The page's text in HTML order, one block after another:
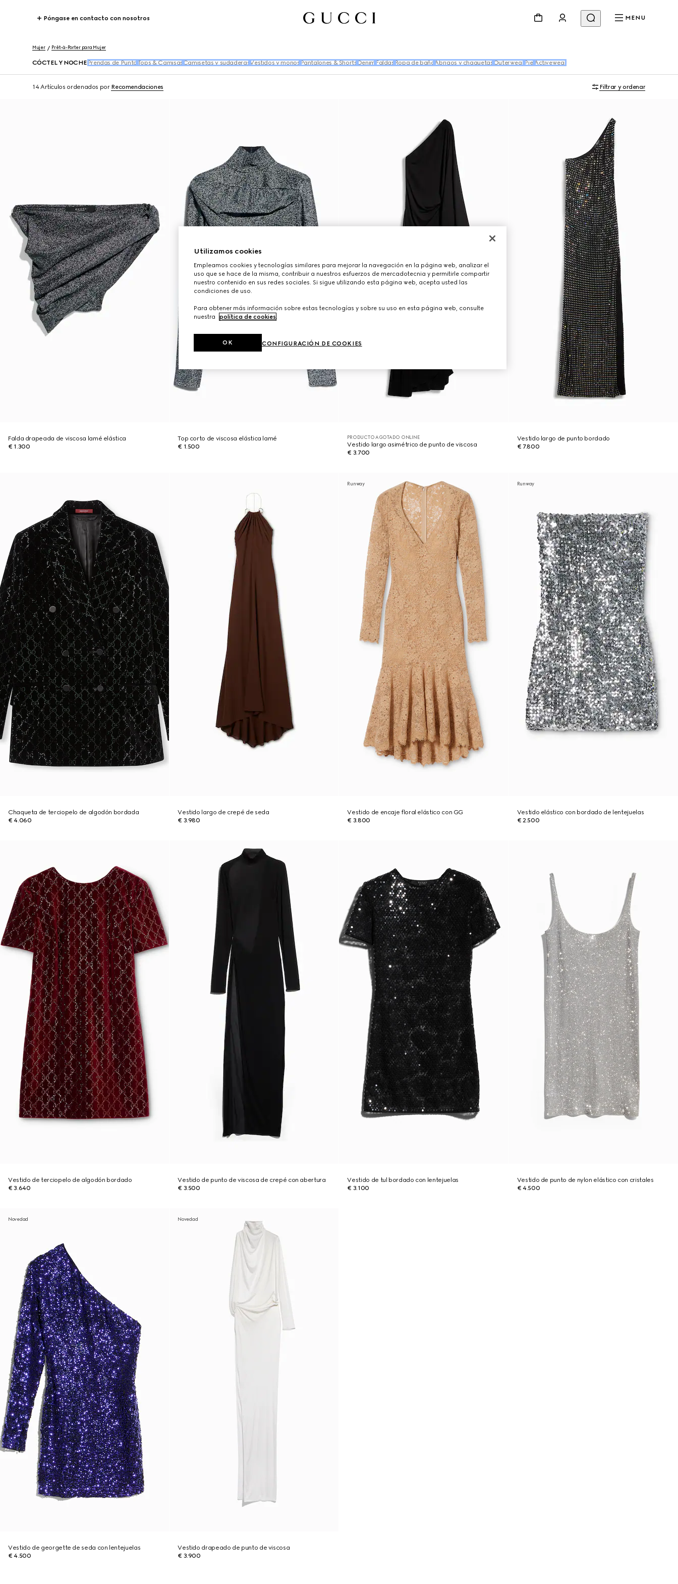
Póngase en contacto con nosotros MENU
Mujer Prêt-à-Porter para Mujer
CÓCTEL Y NOCHE Prendas de Punto Tops & Camisas Camisetas y sudaderas Vestidos y monos Pantalones & Shorts Denim Faldas Ropa de baño Abrigos y chaquetas Outerwear Piel Activewear
14 Artículos ordenados por Recomendaciones Filtrar y ordenar
Falda drapeada de viscosa lamé elástica
€ 1.300
Top corto de viscosa elástica lamé
€ 1.500
PRODUCTO AGOTADO ONLINE
Vestido largo asimétrico de punto de viscosa
€ 3.700
Vestido largo de punto bordado
€ 7.800
Chaqueta de terciopelo de algodón bordada
€ 4.060
Vestido largo de crepé de seda
€ 3.980
Runway
Vestido de encaje floral elástico con GG
€ 3.800
Runway
Vestido elástico con bordado de lentejuelas
€ 2.500
Vestido de terciopelo de algodón bordado
€ 3.640
Vestido de punto de viscosa de crepé con abertura
€ 3.500
Vestido de tul bordado con lentejuelas
€ 3.100
Vestido de punto de nylon elástico con cristales
€ 4.500
Novedad
Vestido de georgette de seda con lentejuelas
€ 4.500
Novedad
Vestido drapeado de punto de viscosa
€ 3.900
Utilizamos cookies
Empleamos cookies y tecnologías similares para mejorar la navegación en la página web, analizar el
uso que se hace de la misma, contribuir a nuestros esfuerzos de mercadotecnia y permitirle compartir
nuestro contenido en sus redes sociales. Si sigue utilizando esta página web, acepta usted las
condiciones de uso.
Para obtener más información sobre estas tecnologías y sobre su uso en esta página web, consulte
nuestra
política de cookies.
CONFIGURACIÓN DE COOKIES
OK